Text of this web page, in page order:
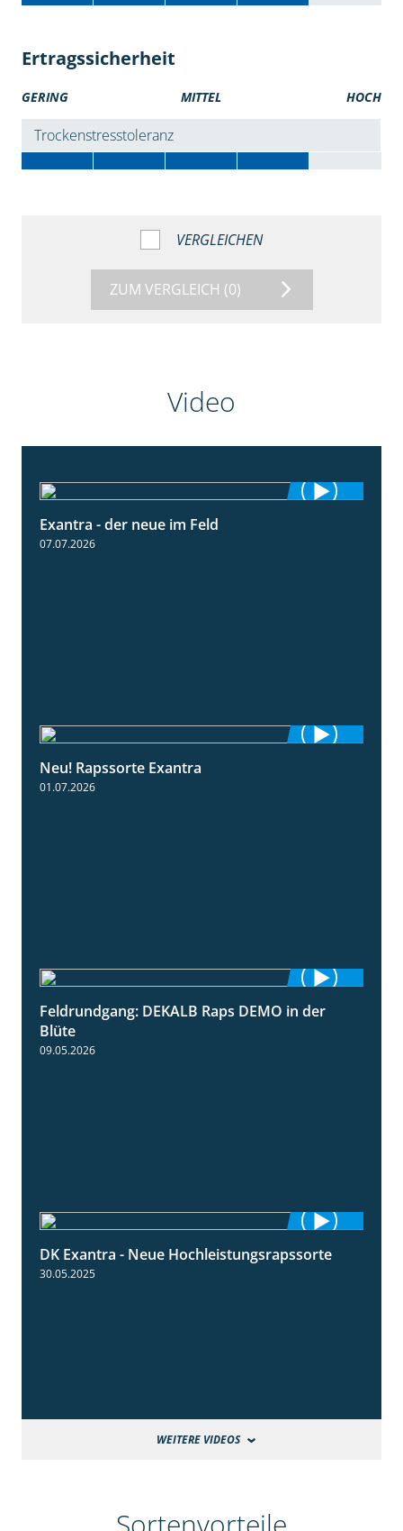
Ertragssicherheit
GERING MITTEL HOCH
Trockenstresstoleranz
VERGLEICHEN
ZUM VERGLEICH (0)
Video
Exantra - der neue im Feld
07.07.2026
Neu! Rapssorte Exantra
01.07.2026
2:37
Feldrundgang: DEKALB Raps DEMO in der
Blüte
09.05.2026
2:15
DK Exantra - Neue Hochleistungsrapssorte
30.05.2025
WEITERE VIDEOS